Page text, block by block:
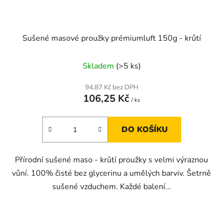
Sušené masové proužky prémiumluft 150g - krůtí
Skladem (>5 ks)
94,87 Kč bez DPH
106,25 Kč / ks
DO KOŠÍKU
Přírodní sušené maso - krůtí proužky s velmi výraznou
vůní. 100% čisté bez glycerinu a umělých barviv. Šetrně
sušené vzduchem. Každé balení...